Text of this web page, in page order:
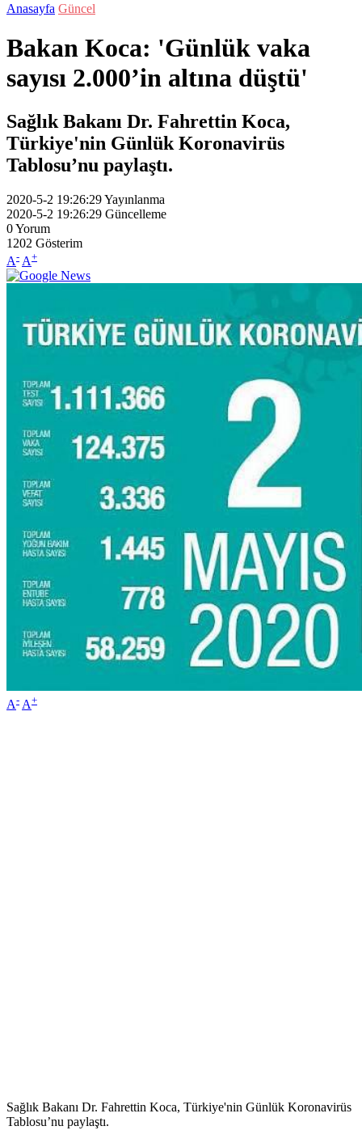
Anasayfa Güncel
Bakan Koca: 'Günlük vaka
sayısı 2.000’in altına düştü'
Sağlık Bakanı Dr. Fahrettin Koca,
Türkiye'nin Günlük Koronavirüs
Tablosu’nu paylaştı.
2020-5-2 19:26:29Yayınlanma
2020-5-2 19:26:29 Güncelleme
0Yorum
1202 Gösterim
A- A+
A- A+
Sağlık Bakanı Dr. Fahrettin Koca, Türkiye'nin Günlük Koronavirüs
Tablosu’nu paylaştı.